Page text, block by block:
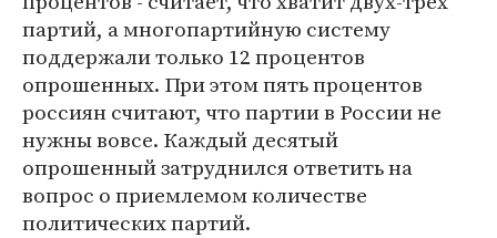
партий, а многопартийную систему
поддержали только 12 процентов
опрошенных. При этом пять процентов
россиян считают, что партии в России не
нужны вовсе. Каждый десятый
опрошенный затруднился ответить на
вопрос о приемлемом количестве
политических партий.